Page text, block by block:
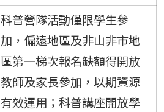
科普營隊活動僅限學生參
加，偏遠地區及非山非市地
區第一梯次報名缺額得開放
教師及家長參加，以期資源
有效運用；科普講座開放學